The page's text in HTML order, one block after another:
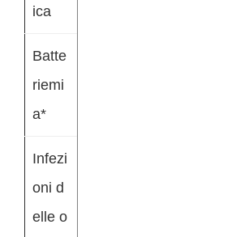
ica
Batte
riemi
a*
Infezi
oni d
elle o